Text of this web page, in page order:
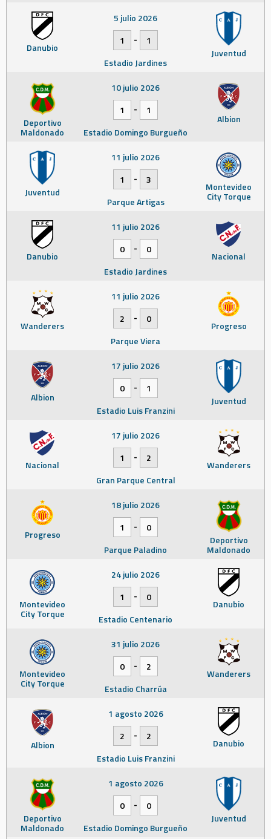
Danubio Juventud
5 julio 2026
1
-
1
Estadio Jardines
Deportivo
Maldonado
Albion
10 julio 2026
1
-
1
Estadio Domingo Burgueño
Juventud Montevideo
City Torque
11 julio 2026
1
-
3
Parque Artigas
Danubio Nacional
11 julio 2026
0
-
0
Estadio Jardines
Wanderers Progreso
11 julio 2026
2
-
0
Parque Viera
Albion Juventud
17 julio 2026
0
-
1
Estadio Luis Franzini
Nacional Wanderers
17 julio 2026
1
-
2
Gran Parque Central
Progreso Deportivo
Maldonado
18 julio 2026
1
-
0
Parque Paladino
Montevideo
City Torque
Danubio
24 julio 2026
1
-
0
Estadio Centenario
Montevideo
City Torque
Wanderers
31 julio 2026
0
-
2
Estadio Charrúa
Albion Danubio
1 agosto 2026
2
-
2
Estadio Luis Franzini
Deportivo
Maldonado
Juventud
1 agosto 2026
0
-
0
Estadio Domingo Burgueño